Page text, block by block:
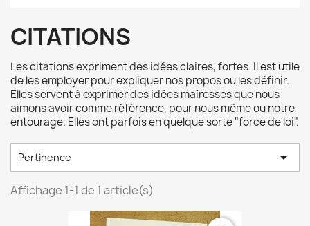
CITATIONS
Les citations expriment des idées claires, fortes. Il est utile
de les employer pour expliquer nos propos ou les définir.
Elles servent à exprimer des idées maîresses que nous
aimons avoir comme référence, pour nous même ou notre
entourage. Elles ont parfois en quelque sorte "force de loi".
Pertinence 
Affichage 1-1 de 1 article(s)